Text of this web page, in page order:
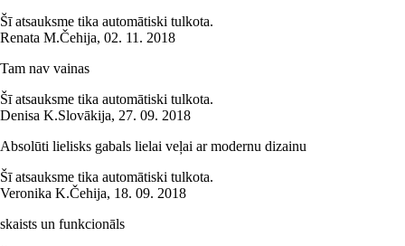
Šī atsauksme tika automātiski tulkota.
Renata M.Čehija, 02. 11. 2018
Tam nav vainas
Šī atsauksme tika automātiski tulkota.
Denisa K.Slovākija, 27. 09. 2018
Absolūti lielisks gabals lielai veļai ar modernu dizainu
Šī atsauksme tika automātiski tulkota.
Veronika K.Čehija, 18. 09. 2018
skaists un funkcionāls